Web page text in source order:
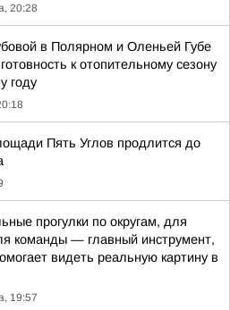
20:28
в Полярном и Оленьей Губе
к отопительному сезону
году
Пять Углов продлится до
прогулки по округам, для
команды — главный инструмент,
видеть реальную картину в
19:57